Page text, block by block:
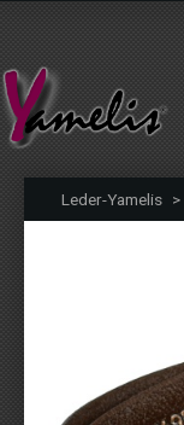
Leder-Yamelis >